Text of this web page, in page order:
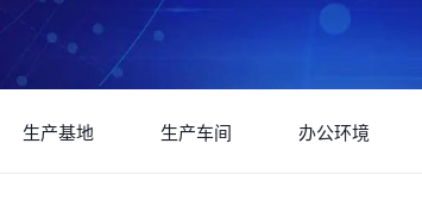
生产基地 生产车间 办公环境